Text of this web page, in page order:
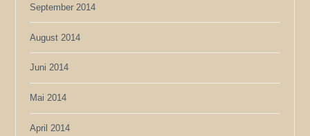
September 2014
August 2014
Juni 2014
Mai 2014
April 2014